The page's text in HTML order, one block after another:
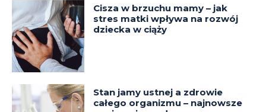
Cisza w brzuchu mamy – jak
stres matki wpływa na rozwój
dziecka w ciąży
Stan jamy ustnej a zdrowie
całego organizmu – najnowsze